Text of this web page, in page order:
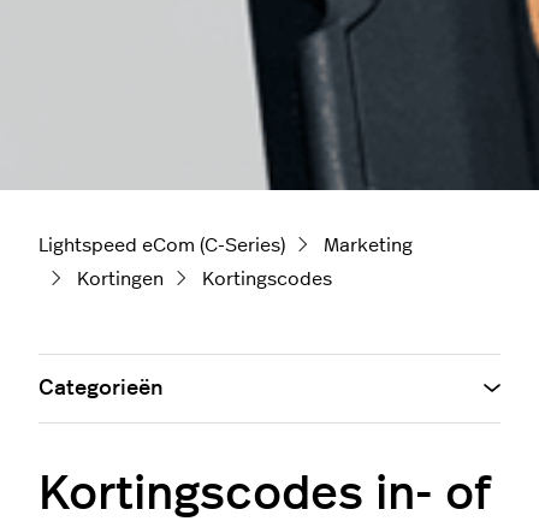
Lightspeed eCom (C-Series)
Marketing
Kortingen
Kortingscodes
Kortingscodes in- of
Categorieën